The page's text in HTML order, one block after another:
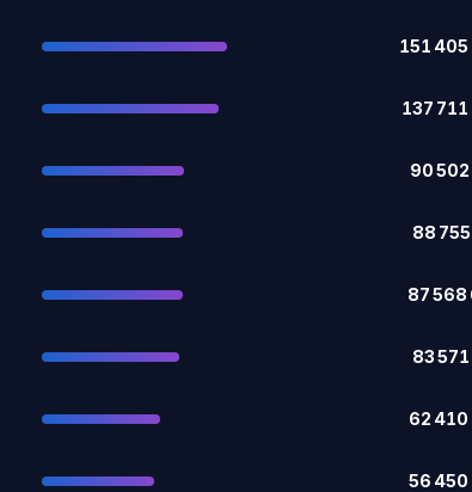
151 405
137
90 502
88
87 568
83
62 410
56 450